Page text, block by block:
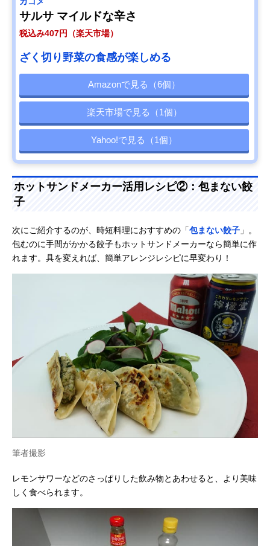
サルサ マイルドな辛さ
税込み407円（楽天市場）
ざく切り野菜の食感が楽しめる
Amazonで見る（6個）
楽天市場で見る（1個）
Yahoo!で見る（1個）
ホットサンドメーカー活用レシピ②：包まない餃
子
次にご紹介するのが、時短料理におすすめの「包まない餃子 」。
包むのに手間がかかる餃子もホットサンドメーカーなら簡単に作
れます。具を変えれば、簡単アレンジレシピに早変わり！
筆者撮影
レモンサワーなどのさっぱりした飲み物とあわせると、より美味
しく食べられます。